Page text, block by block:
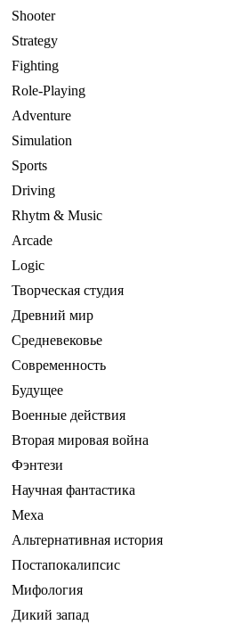
Shooter
Strategy
Fighting
Role-Playing
Adventure
Simulation
Sports
Driving
Rhytm & Music
Arcade
Logic
Творческая студия
Древний мир
Средневековье
Современность
Будущее
Военные действия
Вторая мировая война
Фэнтези
Научная фантастика
Меха
Альтернативная история
Постапокалипсис
Мифология
Дикий запад